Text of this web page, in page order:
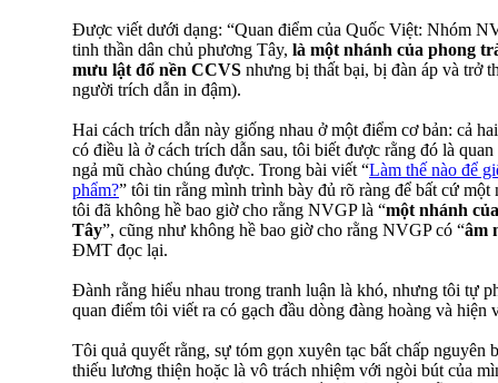
Được viết dưới dạng: “Quan điểm của Quốc Việt: Nhóm
tinh thần dân chủ phương Tây, là một nhánh của phong
mưu lật đổ nền CCVS nhưng bị thất bại, bị đàn áp và trở
người trích dẫn in đậm).
Hai cách trích dẫn này giống nhau ở một điểm cơ bản: cả
có điều là ở cách trích dẫn sau, tôi biết được rằng đó là
ngả mũ chào chúng được. Trong bài viết “Làm thế nào để
phẩm?” tôi tin rằng mình trình bày đủ rõ ràng để bất cứ một
tôi đã không hề bao giờ cho rằng NVGP là “một nhánh
Tây”, cũng như không hề bao giờ cho rằng NVGP có “âm
ĐMT đọc lại.
Đành rằng hiểu nhau trong tranh luận là khó, nhưng tôi tự
quan điểm tôi viết ra có gạch đầu dòng đàng hoàng và hiện
Tôi quả quyết rằng, sự tóm gọn xuyên tạc bất chấp
thiếu lương thiện hoặc là vô trách nhiệm với ngòi bút của